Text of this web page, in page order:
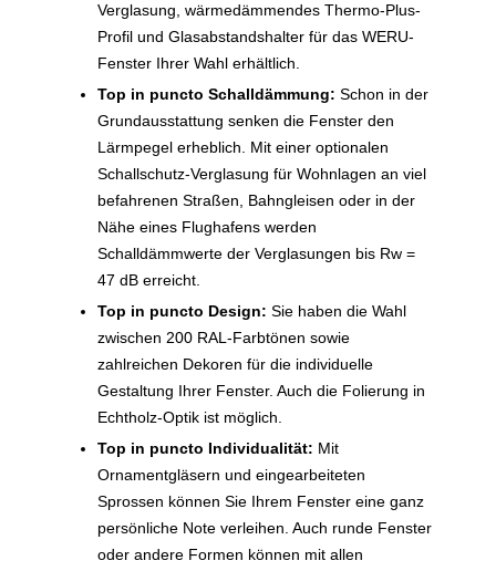
Verglasung, wärmedämmendes Thermo-Plus-
Profil und Glasabstandshalter für das WERU-
Fenster Ihrer Wahl erhältlich.
Top in puncto Schalldämmung: Schon in der
Grundausstattung senken die Fenster den
Lärmpegel erheblich. Mit einer optionalen
Schallschutz-Verglasung für Wohnlagen an viel
befahrenen Straßen, Bahngleisen oder in der
Nähe eines Flughafens werden
Schalldämmwerte der Verglasungen bis Rw =
47 dB erreicht.
Top in puncto Design: Sie haben die Wahl
zwischen 200 RAL-Farbtönen sowie
zahlreichen Dekoren für die individuelle
Gestaltung Ihrer Fenster. Auch die Folierung in
Echtholz-Optik ist möglich.
Top in puncto Individualität: Mit
Ornamentgläsern und eingearbeiteten
Sprossen können Sie Ihrem Fenster eine ganz
persönliche Note verleihen. Auch runde Fenster
oder andere Formen können mit allen